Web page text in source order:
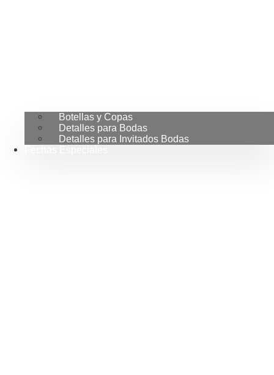
Botellas y Copas
Detalles para Bodas
Detalles para Invitados Bodas